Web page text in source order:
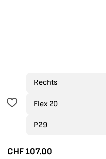
CHF107.00